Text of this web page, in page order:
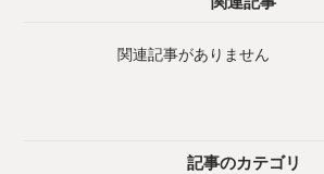
関連記事がありません
記事のカテゴリ